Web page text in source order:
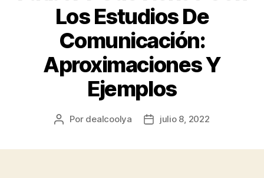
Los Estudios De
Comunicación:
Aproximaciones Y
Ejemplos
Autor
Por dealcoolya
Fechajulio 8, 2022